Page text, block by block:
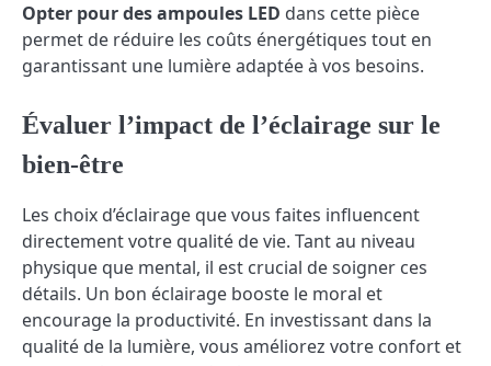
Opter pour des ampoules LED dans cette pièce
permet de réduire les coûts énergétiques tout en
garantissant une lumière adaptée à vos besoins.
Évaluer l’impact de l’éclairage sur le
bien-être
Les choix d’éclairage que vous faites influencent
directement votre qualité de vie. Tant au niveau
physique que mental, il est crucial de soigner ces
détails. Un bon éclairage booste le moral et
encourage la productivité. En investissant dans la
qualité de la lumière, vous améliorez votre confort et